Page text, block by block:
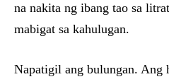
na nakita ng ibang tao sa
mabigat sa kahulugan.
Napatigil ang bulungan. Ang